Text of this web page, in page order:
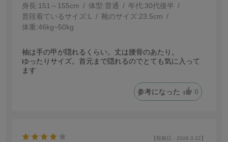
身長:151～155cm 体型:普通 年代:30代後半
普段着ているサイズ:L 靴のサイズ:23.5cm
体重:46kg~50kg
袖は手の甲が隠れるくらい。丈は腰骨のあたり。
ゆったりサイズ。首元まで隠れるのでとても気に入って
ます
参考になった 0
【投稿日：2026.3.22】